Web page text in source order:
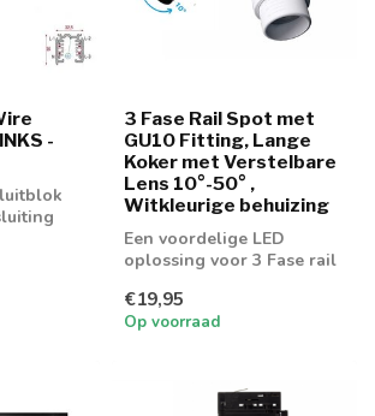
-
3 Fase Rail Spot met
GU10 Fitting, Lange
Koker met Verstelbare
Lens 10°-50° ,
Witkleurige behuizing
Een voordelige LED
oplossing voor 3 Fase rail
GU10 spot
€19,95
Op voorraad